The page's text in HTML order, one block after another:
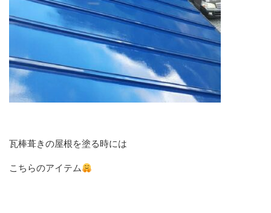
瓦棒葺きの屋根を塗る時には
こちらのアイテム